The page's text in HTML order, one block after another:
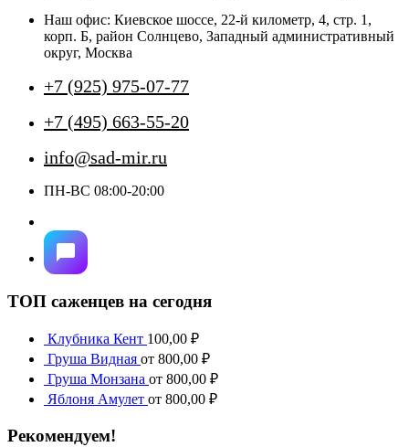
на
странице
Наш офис: Киевское шоссе, 22-й километр, 4, стр. 1,
корп. Б, район Солнцево, Западный административный
округ, Москва
+7 (925) 975-07-77
+7 (495) 663-55-20
info@sad-mir.ru
ПН-ВС 08:00-20:00
ТОП саженцев на сегодня
Клубника Кент 100,00 ₽
Груша Видная от 800,00 ₽
Груша Монзана от 800,00 ₽
Яблоня Амулет от 800,00 ₽
Рекомендуем!